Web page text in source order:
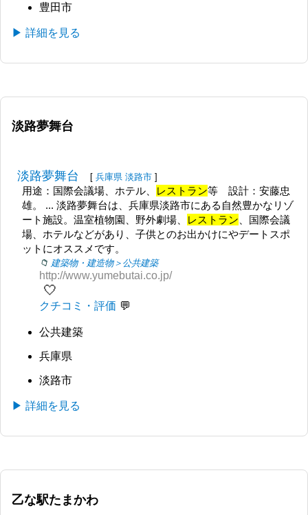
豊田市
▶ 詳細を見る
淡路夢舞台
淡路夢舞台 [ 兵庫県 淡路市 ]
用途：国際会議場、ホテル、 レストラン等 設計：安藤忠
雄。 ... 淡路夢舞台は、兵庫県淡路市にある自然豊かなリゾ
ート施設。温室植物園、野外劇場、
レストラン、国際会議
場、ホテルなどがあり、子供とのお出かけにやデートスポ
ットにオススメです。
建築物・建造物＞公共建築
http://www.yumebutai.co.jp/
🤍
クチコミ・評価
公共建築
兵庫県
淡路市
▶ 詳細を見る
乙な駅たまかわ